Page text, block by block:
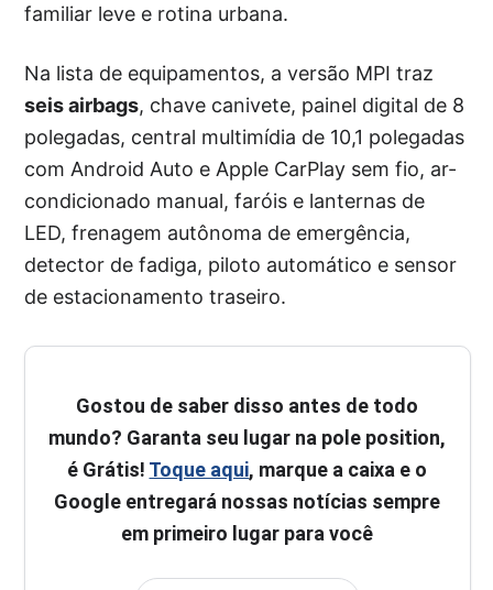
familiar leve e rotina urbana.
Na lista de equipamentos, a versão MPI traz
seis airbags, chave canivete, painel digital de 8
polegadas, central multimídia de 10,1 polegadas
com Android Auto e Apple CarPlay sem fio, ar-
condicionado manual, faróis e lanternas de
LED, frenagem autônoma de emergência,
detector de fadiga, piloto automático e sensor
de estacionamento traseiro.
Gostou de saber disso antes de todo
mundo? Garanta seu lugar na pole position,
é Grátis! Toque aqui, marque a caixa e o
Google entregará nossas notícias sempre
em primeiro lugar para você